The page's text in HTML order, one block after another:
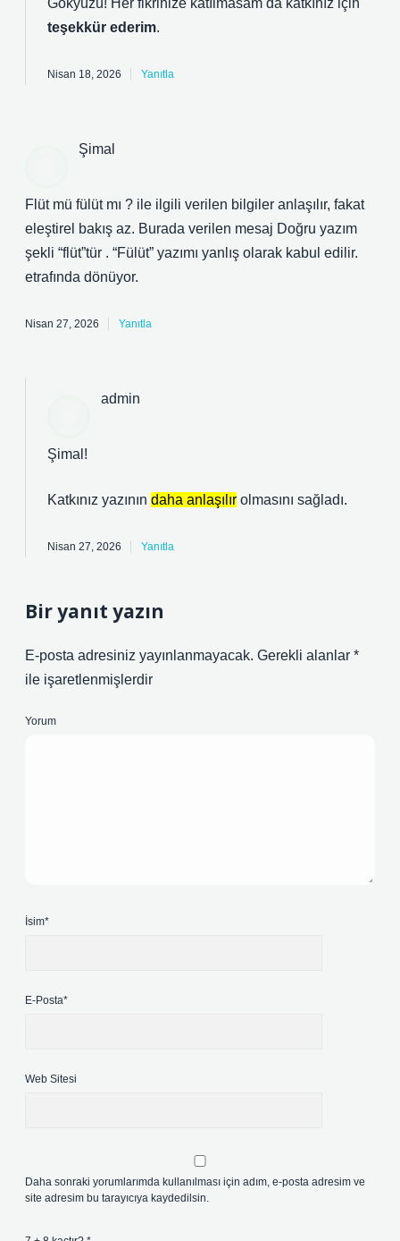
Gökyüzü! Her fikrinize katılmasam da katkınız için
teşekkür ederim.
Nisan 18, 2026 Yanıtla
Şimal
Flüt mü fülüt mı ? ile ilgili verilen bilgiler anlaşılır, fakat
eleştirel bakış az. Burada verilen mesaj Doğru yazım
şekli “flüt”tür . “Fülüt” yazımı yanlış olarak kabul edilir.
etrafında dönüyor.
Nisan 27, 2026 Yanıtla
admin
Şimal!
Katkınız yazının daha anlaşılır olmasını sağladı.
Nisan 27, 2026 Yanıtla
Bir yanıt yazın
E-posta adresiniz yayınlanmayacak. Gerekli alanlar *
ile işaretlenmişlerdir
Yorum
İsim*
E-Posta*
Web Sitesi
Daha sonraki yorumlarımda kullanılması için adım, e-posta adresim ve
site adresim bu tarayıcıya kaydedilsin.